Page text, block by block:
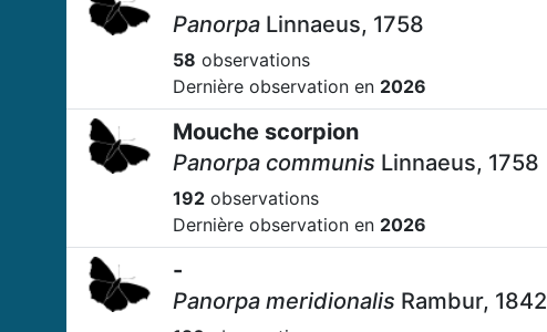
Panorpa Linnaeus, 1758
58 observations
Dernière observation en 2026
Mouche scorpion
Panorpa communis Linnaeus, 1758
192 observations
Dernière observation en 2026
-
Panorpa meridionalis Rambur, 1842